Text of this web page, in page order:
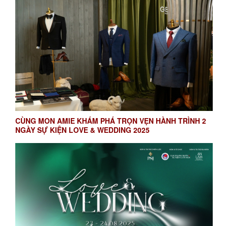
CÙNG MON AMIE KHÁM PHÁ TRỌN VẸN HÀNH TRÌNH 2
NGÀY SỰ KIỆN LOVE & WEDDING 2025